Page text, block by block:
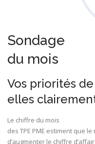
Sondage
du mois
Vos priorités
elles
Le chiffre du mois
des TPE PME estiment que
d’augmenter le chiffre